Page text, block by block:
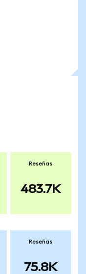
Reseñas
483.7K
Reseñas
75.8K